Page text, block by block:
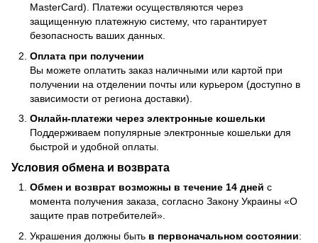
MasterCard). Платежи осуществляются через
защищенную платежную систему, что гарантирует
безопасность ваших данных.
Оплата при получении
Вы можете оплатить заказ наличными или картой при
получении на отделении почты или курьером (доступно в
зависимости от региона доставки).
Онлайн-платежи через электронные кошельки
Поддерживаем популярные электронные кошельки для
быстрой и удобной оплаты.
Условия обмена и возврата
Обмен и возврат возможны в течение 14 дней с
момента получения заказа, согласно Закону Украины «О
защите прав потребителей».
Украшения должны быть в первоначальном состоянии: